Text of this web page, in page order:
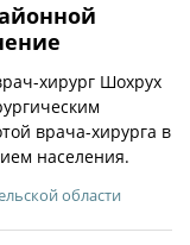
хирург Шохрух
врача-хирурга в
населения.
области